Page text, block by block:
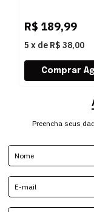
R$ 189,99
5 x de R$ 38,00
Preencha seus